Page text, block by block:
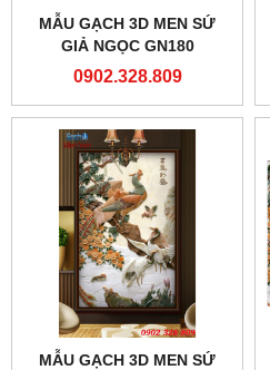
MẪU GẠCH 3D MEN SỨ
GIẢ NGỌC GN180
0902.328.809
MẪU GẠCH 3D MEN SỨ